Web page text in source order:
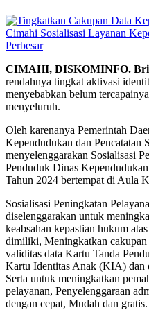
Perbesar
CIMAHI, DISKOMINFO.
rendahnya tingkat aktivasi
menyebabkan belum
menyeluruh.
Oleh karenanya Pemerintah
Kependudukan dan
menyelenggarakan Sosialisasi
Penduduk Dinas
Tahun 2024 bertempat di Aula
Sosialisasi Peningkatan
diselenggarakan untuk
keabsahan kepastian hukum
dimiliki, Meningkatkan cakupan
validitas data Kartu Tanda
Kartu Identitas Anak (KIA) dan
Serta untuk meningkatkan
pelayanan, Penyelenggaraan
dengan cepat, Mudah dan gratis.